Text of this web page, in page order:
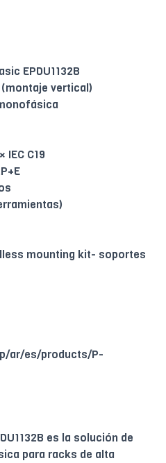
EPDU1132B
vertical)
IEC C19
mounting kit- soportes
ar/es/products/P-
es la solución de
para racks de alta